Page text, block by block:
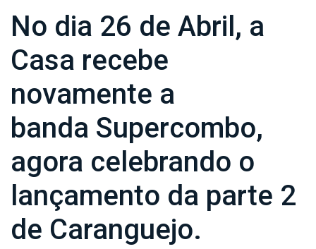
No dia 26 de Abril, a
Casa recebe
novamente a
banda Supercombo,
agora celebrando o
lançamento da parte 2
de Caranguejo.